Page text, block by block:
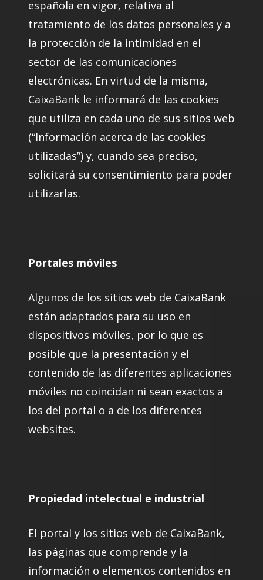
española en vigor, relativa al
tratamiento de los datos personales y a
la protección de la intimidad en el
sector de las comunicaciones
electrónicas. En virtud de la misma,
CaixaBank le informará de las cookies
que utiliza en cada uno de sus sitios web
(“Información acerca de las cookies
utilizadas”) y, cuando sea preciso,
solicitará su consentimiento para poder
utilizarlas.
Portales móviles
Algunos de los sitios web de CaixaBank
están adaptados para su uso en
dispositivos móviles, por lo que es
posible que la presentación y el
contenido de las diferentes aplicaciones
móviles no coincidan ni sean exactos a
los del portal o a de los diferentes
websites.
Propiedad intelectual e industrial
El portal y los sitios web de CaixaBank,
las páginas que comprende y la
información o elementos contenidos en